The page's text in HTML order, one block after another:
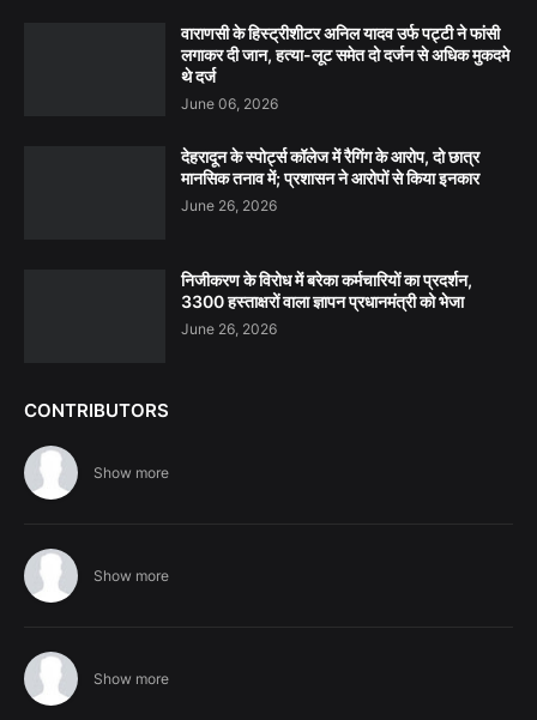
वाराणसी के हिस्ट्रीशीटर अनिल यादव उर्फ पट्टी ने फांसी
लगाकर दी जान, हत्या-लूट समेत दो दर्जन से अधिक मुकदमे
थे दर्ज
June 06, 2026
देहरादून के स्पोर्ट्स कॉलेज में रैगिंग के आरोप, दो छात्र
मानसिक तनाव में; प्रशासन ने आरोपों से किया इनकार
June 26, 2026
निजीकरण के विरोध में बरेका कर्मचारियों का प्रदर्शन,
3300 हस्ताक्षरों वाला ज्ञापन प्रधानमंत्री को भेजा
June 26, 2026
CONTRIBUTORS
Show more
Show more
Show more